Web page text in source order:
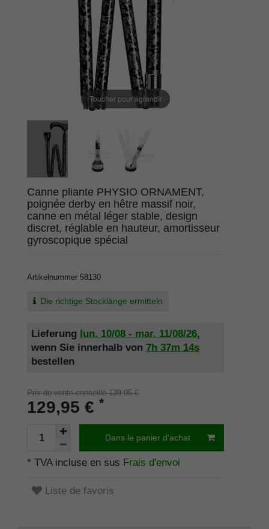
Toucher pour agrandir
Canne pliante PHYSIO ORNAMENT,
poignée derby en hêtre massif noir,
canne en métal léger stable, design
discret, réglable en hauteur, amortisseur
gyroscopique spécial
Artikelnummer 58130
Die richtige Stocklänge ermitteln
Lieferung lun. 10/08 - mar. 11/08/26,
wenn Sie innerhalb von 7h 37m 14s
bestellen
Prix de vente conseillé 139,95 €
129,95 € *
Dans le panier d'achat
* TVA incluse en sus Frais d'envoi
Liste de favoris